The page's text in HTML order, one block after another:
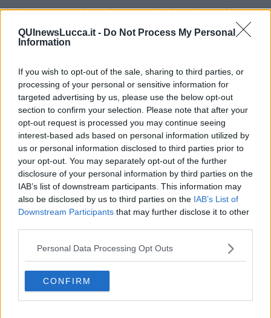
QUInewsLucca.it - Do Not Process My Personal
Information
If you wish to opt-out of the sale, sharing to third parties, or
processing of your personal or sensitive information for
targeted advertising by us, please use the below opt-out
section to confirm your selection. Please note that after your
opt-out request is processed you may continue seeing
interest-based ads based on personal information utilized by
us or personal information disclosed to third parties prior to
your opt-out. You may separately opt-out of the further
disclosure of your personal information by third parties on the
IAB’s list of downstream participants. This information may
also be disclosed by us to third parties on the IAB’s List of
Downstream Participants that may further disclose it to other
Personal Data Processing Opt Outs
CONFIRM
La brexit purtroppo è stata la risposta sbagliata ad un problema
pachidermica dai problemi reali della popolazione. La risposta
giusta sarebbe stata favorire la nascita degli Stati Uniti D'Europa.
bellissima opzione per la Gran Bretagna che così rimarrebbe
grande ma mi rendo conto della impossibilità che ciò avvenga a
causa di un problema di fondo: la poca capacità di sognare
dell'attuale classe politica inglese.
Pertanto bye bye Great Britain... Hello Small Britain.
Salvatore Calleri
Se vuoi leggere le notizie principali della Toscana iscriviti alla
Arriva gratis tutti i giorni
alle 20:00 direttamente nella tua casella di posta.
Basta cliccareQUI
Ti potrebbe interessare anche: